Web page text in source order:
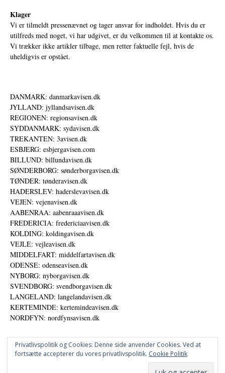
Klager
Vi er tilmeldt pressenævnet og tager ansvar for indholdet. Hvis du er
utilfreds med noget, vi har udgivet, er du velkommen til at kontakte os.
Vi trækker ikke artikler tilbage, men retter faktuelle fejl, hvis de
uheldigvis er opstået.
DANMARK: danmarkavisen.dk
JYLLAND: jyllandsavisen.dk
REGIONEN: regionsavisen.dk
SYDDANMARK: sydavisen.dk
TREKANTEN: 3avisen.dk
ESBJERG: esbjergavisen.com
BILLUND: billundavisen.dk
SØNDERBORG: sønderborgavisen.dk
TØNDER: tønderavisen.dk
HADERSLEV: haderslevavisen.dk
VEJEN: vejenavisen.dk
AABENRAA: aabenraaavisen.dk
FREDERICIA: fredericiaavisen.dk
KOLDING: koldingavisen.dk
VEJLE: vejleavisen.dk
MIDDELFART: middelfartavisen.dk
ODENSE: odenseavisen.dk
NYBORG: nyborgavisen.dk
SVENDBORG: svendborgavisen.dk
LANGELAND: langelandavisen.dk
KERTEMINDE: kertemindeavisen.dk
NORDFYN: nordfynsavisen.dk
Privatlivspolitik og Cookies: Denne side anvender Cookies. Ved at
fortsætte accepterer du vores privatlivspolitik. Cookie Politik